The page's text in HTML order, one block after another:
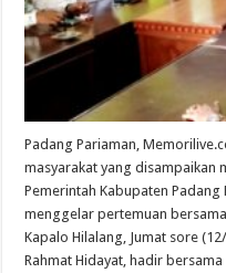
City
Padang Pariaman,
masyarakat yang disampaikan
Pemerintah Kabupaten
menggelar pertemuan
Kapalo Hilalang, Jumat sore
Rahmat Hidayat, hadir